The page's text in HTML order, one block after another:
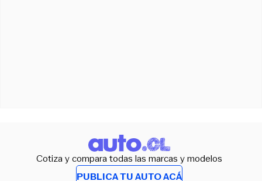
Cotiza y compara todas las marcas y modelos
PUBLICA TU AUTO ACÁ